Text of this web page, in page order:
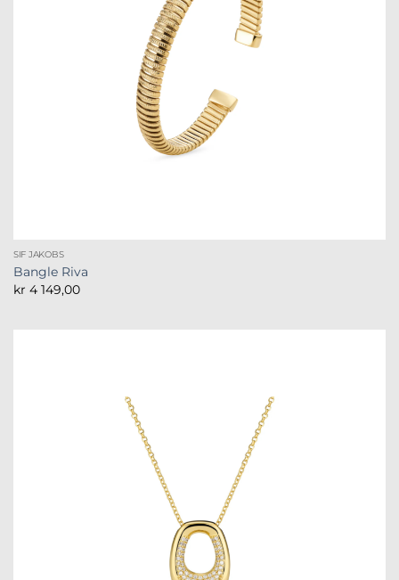
SIF JAKOBS
Bangle Riva
kr 4 149,00